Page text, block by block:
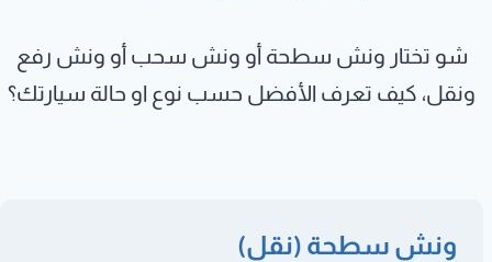
شو تختار ونش سطحة أو ونش سحب أو ونش رفع
ونقل، كيف تعرف الأفضل حسب نوع او حالة سيارتك؟
ونش سطحة (نقل)